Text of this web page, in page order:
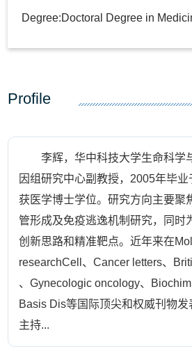
Degree:Doctoral Degree in
Profile
李辉，华中科技大学生命科学
因组研究中心副教授，2005年毕业
获医学博士学位。研究方向主要聚
管形成及免疫逃逸机制研究，同时
创新思路和精准靶点。近年来在
researchCell、Cancer letters、
、Gynecologic oncology、
Basis Dis等国际顶尖和权威刊物发
主持...